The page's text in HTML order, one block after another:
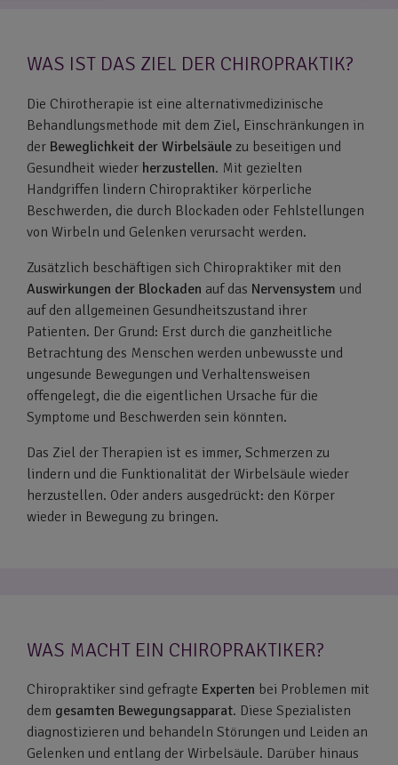
WAS IST DAS ZIEL DER CHIROPRAKTIK?
Die Chirotherapie ist eine alternativmedizinische
Behandlungsmethode mit dem Ziel, Einschränkungen in
der Beweglichkeit der Wirbelsäule zu beseitigen und
Gesundheit wieder herzustellen. Mit gezielten
Handgriffen lindern Chiropraktiker körperliche
Beschwerden, die durch Blockaden oder Fehlstellungen
von Wirbeln und Gelenken verursacht werden.
Zusätzlich beschäftigen sich Chiropraktiker mit den
Auswirkungen der Blockaden auf das Nervensystem und
auf den allgemeinen Gesundheitszustand ihrer
Patienten. Der Grund: Erst durch die ganzheitliche
Betrachtung des Menschen werden unbewusste und
ungesunde Bewegungen und Verhaltensweisen
offengelegt, die die eigentlichen Ursache für die
Symptome und Beschwerden sein könnten.
Das Ziel der Therapien ist es immer, Schmerzen zu
lindern und die Funktionalität der Wirbelsäule wieder
herzustellen. Oder anders ausgedrückt: den Körper
wieder in Bewegung zu bringen.
WAS MACHT EIN CHIROPRAKTIKER?
Chiropraktiker sind gefragte Experten bei Problemen mit
dem gesamten Bewegungsapparat. Diese Spezialisten
diagnostizieren und behandeln Störungen und Leiden an
Gelenken und entlang der Wirbelsäule. Darüber hinaus